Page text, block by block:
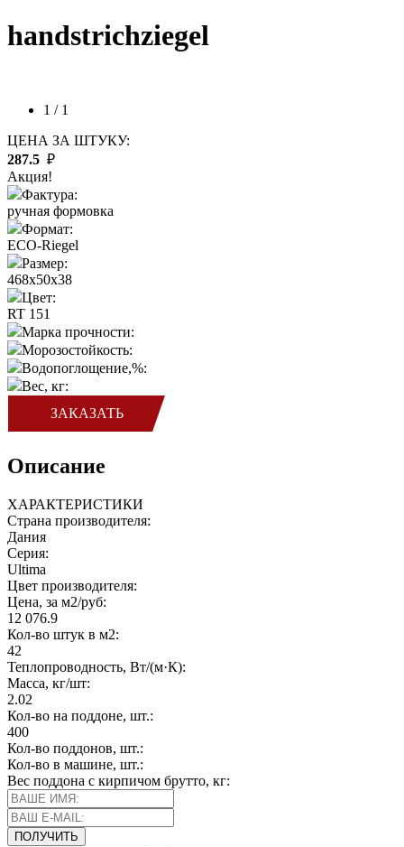
handstrichziegel
1 / 1
ЦЕНА ЗА ШТУКУ:
287.5 ₽
Акция!
Фактура:
ручная формовка
Формат:
ECO-Riegel
Размер:
468x50x38
Цвет:
RT 151
Марка прочности:
Морозостойкость:
Водопоглощение,%:
Вес, кг:
ЗАКАЗАТЬ
Описание
ХАРАКТЕРИСТИКИ
Страна производителя:
Дания
Серия:
Ultima
Цвет производителя:
Цена, за м2/руб:
12 076.9
Кол-во штук в м2:
42
Теплопроводность, Вт/(м·К):
Масса, кг/шт:
2.02
Кол-во на поддоне, шт.:
400
Кол-во поддонов, шт.:
Кол-во в машине, шт.:
Вес поддона с кирпичом брутто, кг: